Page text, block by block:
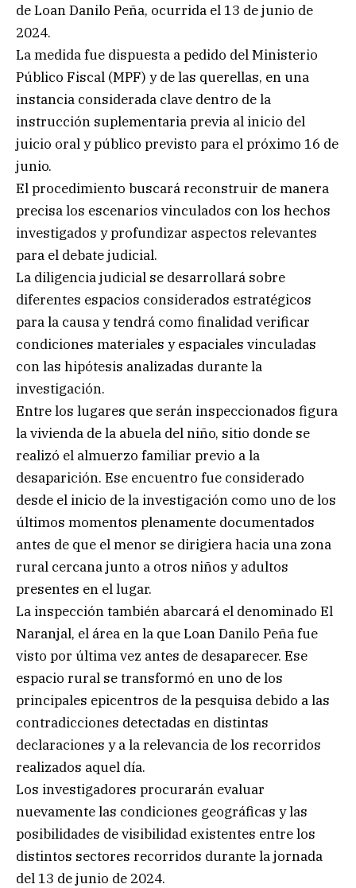
de Loan Danilo Peña, ocurrida el 13 de junio de
2024.
La medida fue dispuesta a pedido del Ministerio
Público Fiscal (MPF) y de las querellas, en una
instancia considerada clave dentro de la
instrucción suplementaria previa al inicio del
juicio oral y público previsto para el próximo 16 de
junio.
El procedimiento buscará reconstruir de manera
precisa los escenarios vinculados con los hechos
investigados y profundizar aspectos relevantes
para el debate judicial.
La diligencia judicial se desarrollará sobre
diferentes espacios considerados estratégicos
para la causa y tendrá como finalidad verificar
condiciones materiales y espaciales vinculadas
con las hipótesis analizadas durante la
investigación.
Entre los lugares que serán inspeccionados figura
la vivienda de la abuela del niño, sitio donde se
realizó el almuerzo familiar previo a la
desaparición. Ese encuentro fue considerado
desde el inicio de la investigación como uno de los
últimos momentos plenamente documentados
antes de que el menor se dirigiera hacia una zona
rural cercana junto a otros niños y adultos
presentes en el lugar.
La inspección también abarcará el denominado El
Naranjal, el área en la que Loan Danilo Peña fue
visto por última vez antes de desaparecer. Ese
espacio rural se transformó en uno de los
principales epicentros de la pesquisa debido a las
contradicciones detectadas en distintas
declaraciones y a la relevancia de los recorridos
realizados aquel día.
Los investigadores procurarán evaluar
nuevamente las condiciones geográficas y las
posibilidades de visibilidad existentes entre los
distintos sectores recorridos durante la jornada
del 13 de junio de 2024.